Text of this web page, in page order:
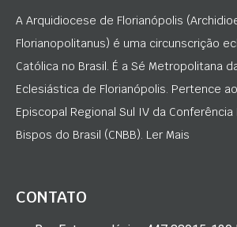
A Arquidiocese de Florianópolis
Florianopolitanus) é uma circunscrição
Católica no Brasil. É a Sé Metropolitana
Eclesiástica de Florianópolis. Pertence
Episcopal Regional Sul IV da Conferência
Bispos do Brasil (CNBB). Ler Mais
CONTATO